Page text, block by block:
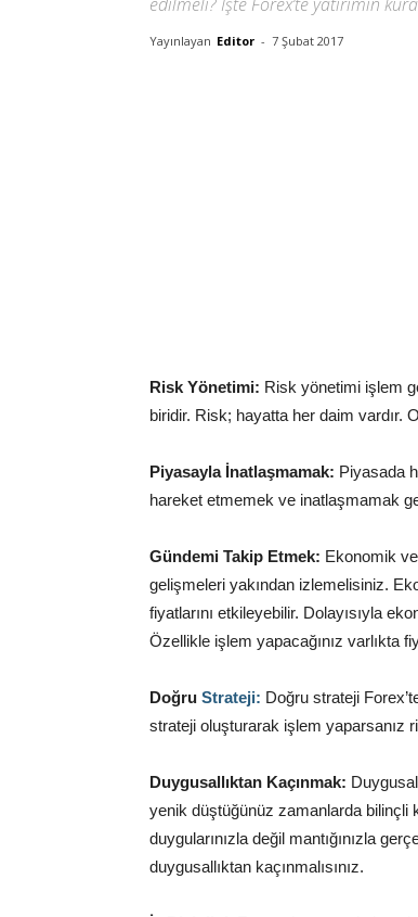
Yayınlayan Editor - 7 Şubat 2017
Risk Yönetimi: Risk yönetimi işlem
biridir. Risk; hayatta her daim vardır.
Piyasayla İnatlaşmamak: Piyasada
hareket etmemek ve inatlaşmamak
Gündemi Takip Etmek: Ekonomik
gelişmeleri yakından izlemelisiniz.
fiyatlarını etkileyebilir. Dolayısıyla
Özellikle işlem yapacağınız varlıkta
Doğru Strateji: Doğru strateji
strateji oluşturarak işlem yaparsanız
Duygusallıktan Kaçınmak:
yenik düştüğünüz zamanlarda
duygularınızla değil mantığınızla
duygusallıktan kaçınmalısınız.